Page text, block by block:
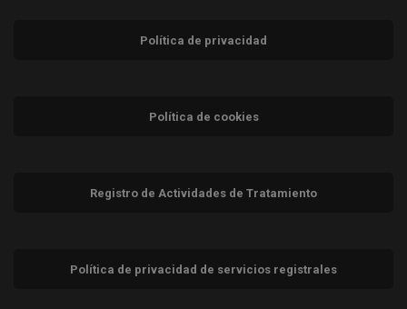
Política de privacidad
Política de cookies
Registro de Actividades de Tratamiento
Política de privacidad de servicios registrales